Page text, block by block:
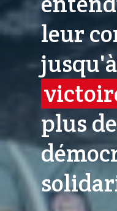
leur
plus de